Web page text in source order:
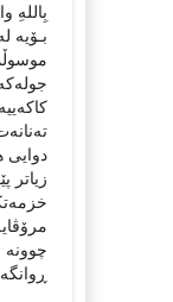
بِاللەِ
بـۆیە
دوایی
زیاتر